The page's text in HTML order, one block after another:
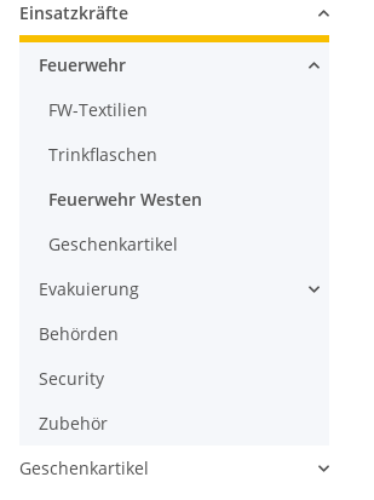
Einsatzkräfte
Feuerwehr
FW-Textilien
Trinkflaschen
Feuerwehr Westen
Geschenkartikel
Evakuierung
Behörden
Security
Zubehör
Geschenkartikel